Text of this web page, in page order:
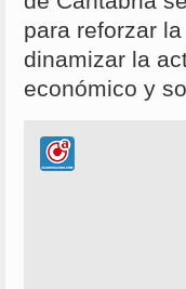
para reforzar
dinamizar la
económico y